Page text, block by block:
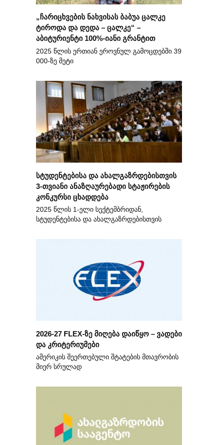
„ჩარიცხვების ნახვისას ბაბუა ცალკე
ტიროდა და დედა – ცალკე“ –
აბიტურიენტი 100%-იანი გრანტით
2025 წლის ერთიან ეროვნულ გამოცდებში 39
000-ზე მეტი
სტუდენტებისა და ახალგაზრდებისთვის
3-თვიანი ანაზღაურებადი სტაჟირების
კონკურსი ცხადდება
2025 წლის 1-ელი სექტემბრიდან,
სტუდენტებისა და ახალგაზრდებისთვის
2026-27 FLEX-ზე მიღება დაიწყო – ვადები
და კრიტერიუმები
ამერიკის შეერთებული შტატების მთავრობის
მიერ სრულად